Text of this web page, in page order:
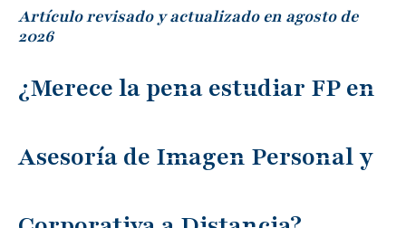
Artículo revisado y actualizado en agosto de
2026
¿Merece la pena estudiar FP en
Asesoría de Imagen Personal y